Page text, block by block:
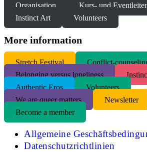
Organisation
Kurs- und
Instinct Art
Volunteers
More information
Stretch Festival
Conflict-
Belonging versus loneliness
Authentic Eros
Volunteers
We are queer matters
Newsletter
Become a member
Allgemeine
Datenschutzrichtlinien